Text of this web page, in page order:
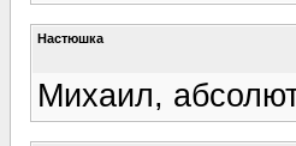
Настюшка
Михаил,